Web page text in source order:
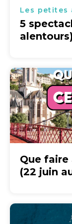
Les petites
5
Que faire
(22 juin